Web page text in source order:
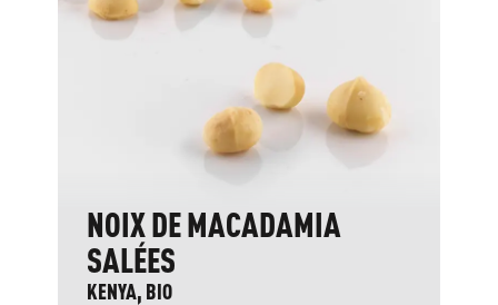
NOIX DE MACADAMIA
SALÉES
KENYA, BIO